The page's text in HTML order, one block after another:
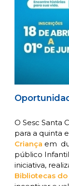
O Sesc Santa
para a quinta
Criança em
público
iniciativa,
Bibliotecas do